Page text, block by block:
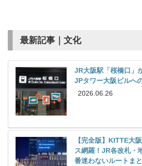
最新記事｜文化
JR大阪駅「桜橋口」
JPタワー大阪ビルへ
2026.06.26
【完全版】KITTE大
ス網羅！JR各改札・
番迷わないルートま